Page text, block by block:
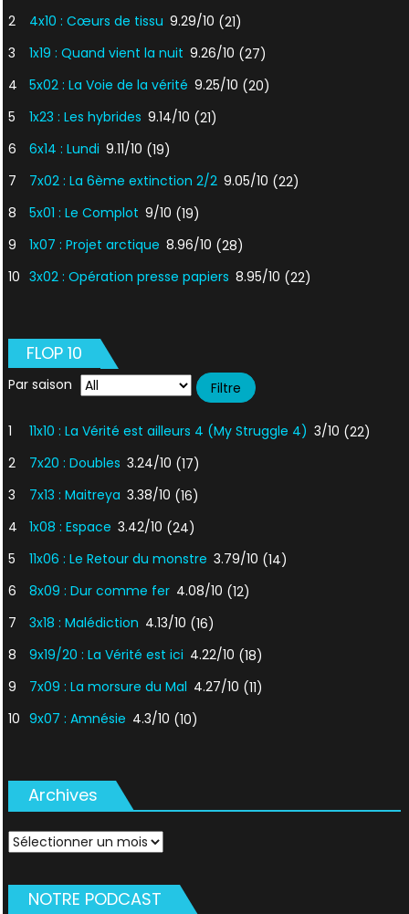
2
4x10 : Cœurs de tissu 9.29/10 (21)
3
1x19 : Quand vient la nuit 9.26/10 (27)
4
5x02 : La Voie de la vérité 9.25/10 (20)
5
1x23 : Les hybrides 9.14/10 (21)
6
6x14 : Lundi 9.11/10 (19)
7
7x02 : La 6ème extinction 2/2 9.05/10 (22)
8
5x01 : Le Complot 9/10 (19)
9
1x07 : Projet arctique 8.96/10 (28)
10 3x02 : Opération presse papiers 8.95/10 (22)
FLOP 10
Par saison
1 11x10 : La Vérité est ailleurs 4 (My Struggle 4) 3/10 (22)
2
7x20 : Doubles 3.24/10 (17)
3
7x13 : Maitreya 3.38/10 (16)
4
1x08 : Espace 3.42/10 (24)
5
11x06 : Le Retour du monstre 3.79/10 (14)
6
8x09 : Dur comme fer 4.08/10 (12)
7
3x18 : Malédiction 4.13/10 (16)
8
9x19/20 : La Vérité est ici 4.22/10 (18)
9
7x09 : La morsure du Mal 4.27/10 (11)
10 9x07 : Amnésie 4.3/10 (10)
Archives
Archives
NOTRE PODCAST